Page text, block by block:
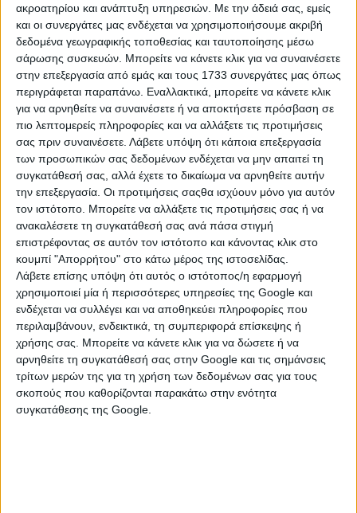
ακροατηρίου και ανάπτυξη υπηρεσιών. Με την άδειά σας, εμείς
και οι συνεργάτες μας ενδέχεται να χρησιμοποιήσουμε ακριβή
δεδομένα γεωγραφικής τοποθεσίας και ταυτοποίησης μέσω
σάρωσης συσκευών. Μπορείτε να κάνετε κλικ για να συναινέσετε
στην επεξεργασία από εμάς και τους 1733 συνεργάτες μας όπως
περιγράφεται παραπάνω. Εναλλακτικά, μπορείτε να κάνετε κλικ
για να αρνηθείτε να συναινέσετε ή να αποκτήσετε πρόσβαση σε
πιο λεπτομερείς πληροφορίες και να αλλάξετε τις προτιμήσεις
σας πριν συναινέσετε. Λάβετε υπόψη ότι κάποια επεξεργασία
των προσωπικών σας δεδομένων ενδέχεται να μην απαιτεί τη
συγκατάθεσή σας, αλλά έχετε το δικαίωμα να αρνηθείτε αυτήν
την επεξεργασία. Οι προτιμήσεις σαςθα ισχύουν μόνο για αυτόν
τον ιστότοπο. Μπορείτε να αλλάξετε τις προτιμήσεις σας ή να
ανακαλέσετε τη συγκατάθεσή σας ανά πάσα στιγμή
επιστρέφοντας σε αυτόν τον ιστότοπο και κάνοντας κλικ στο
κουμπί "Απορρήτου" στο κάτω μέρος της ιστοσελίδας.
Λάβετε επίσης υπόψη ότι αυτός ο ιστότοπος/η εφαρμογή
χρησιμοποιεί μία ή περισσότερες υπηρεσίες της Google και
ενδέχεται να συλλέγει και να αποθηκεύει πληροφορίες που
περιλαμβάνουν, ενδεικτικά, τη συμπεριφορά επίσκεψης ή
χρήσης σας. Μπορείτε να κάνετε κλικ για να δώσετε ή να
αρνηθείτε τη συγκατάθεσή σας στην Google και τις σημάνσεις
τρίτων μερών της για τη χρήση των δεδομένων σας για τους
σκοπούς που καθορίζονται παρακάτω στην ενότητα
συγκατάθεσης της Google.
Δε βρέθηκαν αγγελίες σύμφωνα με τα
κριτήρια αναζήτησής σας.
Δοκιμάστε να καθαρίσετε όλα τα υπάρχοντα φίλτρα
αναζήτησης.
ΚΑΤΗΓΟΡΙΕΣ
ΕΡΓΑΛΕΙΑ
Αναδευτήρες